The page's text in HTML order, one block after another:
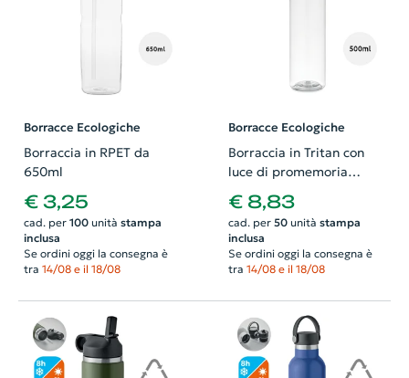
Borracce Ecologiche
Borraccia in RPET da
650ml
€ 3,25
cad. per 100unità stampa
inclusa
Se ordini oggi la consegna è
tra 14/08 e il 18/08
Borracce Ecologiche
Borraccia in Tritan con
luce di promemoria
idratazione 500ml
€ 8,83
cad. per 50unità stampa
inclusa
Se ordini oggi la consegna è
tra 14/08 e il 18/08